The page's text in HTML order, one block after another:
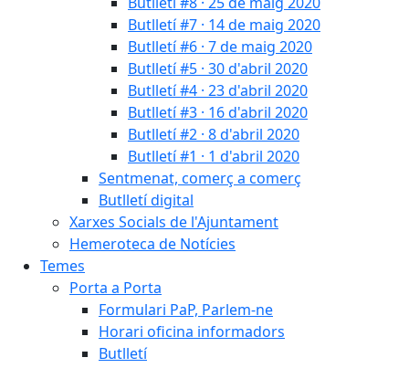
Butlletí #7 · 14 de maig 2020
Butlletí #6 · 7 de maig 2020
Butlletí #5 · 30 d'abril 2020
Butlletí #4 · 23 d'abril 2020
Butlletí #3 · 16 d'abril 2020
Butlletí #2 · 8 d'abril 2020
Butlletí #1 · 1 d'abril 2020
Sentmenat, comerç a comerç
Butlletí digital
Xarxes Socials de l'Ajuntament
Hemeroteca de Notícies
Temes
Porta a Porta
Formulari PaP, Parlem-ne
Horari oficina informadors
Butlletí